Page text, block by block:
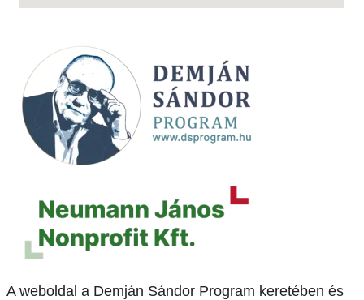
A weboldal a Demján Sándor Program keretében és